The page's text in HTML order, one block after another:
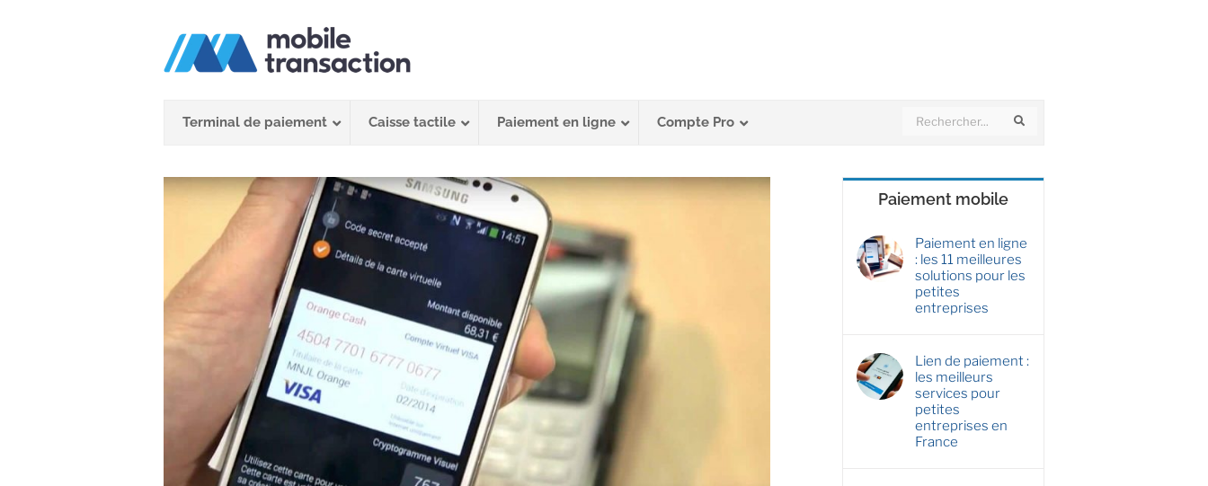
Terminal de paiement Caisse tactile Paiement en ligne Compte Pro
Paiement mobile
Paiement en ligne
: les 11 meilleures
solutions pour les
petites
entreprises
Lien de paiement :
les meilleurs
services pour
petites
entreprises en
France